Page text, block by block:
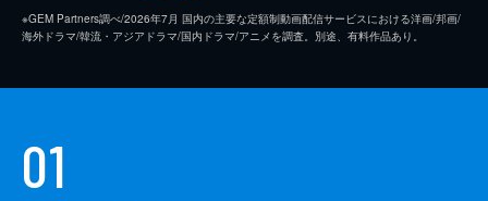
※GEM Partners調べ/2026年7⽉ 国内の主要な定額制動画配信サービスにおける洋画/邦画/
海外ドラマ/韓流・アジアドラマ/国内ドラマ/アニメを調査。別途、有料作品あり。
01